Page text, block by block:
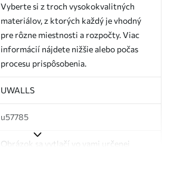
Vyberte si z troch vysokokvalitných
materiálov, z ktorých každý je vhodný
pre rôzne miestnosti a rozpočty. Viac
informácií nájdete nižšie alebo počas
procesu prispôsobenia.
UWALLS
u57785
Obrázok sa vytlačí vo vami určenej